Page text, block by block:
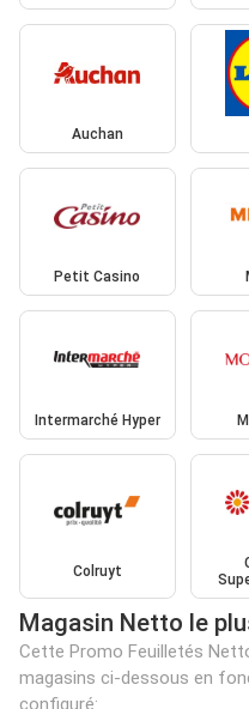
Auchan
Petit Casino
Intermarché Hyper
Colruyt
Magasin Netto le
Cette Promo Feuilletés
magasins ci-dessous en
configuré: